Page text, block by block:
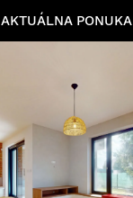
AKTUÁLNA PONUKA